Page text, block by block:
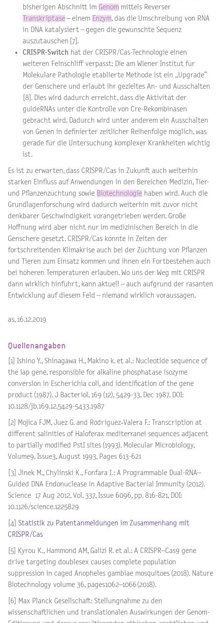
bisherigen Abschnitt im Genom mittels Reverser
Transkriptase – einem Enzym, das die Umschreibung von RNA
in DNA katalysiert – gegen die gewünschte Sequenz
auszutauschen [7].
CRISPR-Switch hat der CRISPR/Cas-Technologie einen
weiteren Feinschliff verpasst: Die am Wiener Institut für
Molekulare Pathologie etablierte Methode ist ein „Upgrade“
der Genschere und erlaubt ihr gezieltes An- und Ausschalten
[8]. Dies wird dadurch erreicht, dass die Aktivität der
guideRNAs unter die Kontrolle von Cre-Rekombinasen
gebracht wird. Dadurch wird unter anderem ein Ausschalten
von Genen in definierter zeitlicher Reihenfolge möglich, was
gerade für die Untersuchung komplexer Krankheiten wichtig
ist.
Es ist zu erwarten, dass CRISPR/Cas in Zukunft auch weiterhin
starken Einfluss auf Anwendungen in den Bereichen Medizin, Tier-
und Pflanzenzüchtung sowie Biotechnologie haben wird. Auch die
Grundlagenforschung wird dadurch weiterhin mit zuvor nicht
denkbarer Geschwindigkeit vorangetrieben werden. Große
Hoffnung wird aber nicht nur im medizinischen Bereich in die
Genschere gesetzt. CRISPR/Cas könnte in Zeiten der
fortschreitenden Klimakrise auch bei der Züchtung von Pflanzen
und Tieren zum Einsatz kommen und ihnen ein Fortbestehen auch
bei höheren Temperaturen erlauben. Wo uns der Weg mit CRISPR
dann wirklich hinführt, kann aktuell – auch aufgrund der rasanten
Entwicklung auf diesem Feld – niemand wirklich voraussagen.
as, 16.12.2019
Quellenangaben
[1] Ishino Y., Shinagawa H., Makino k. et al.: Nucleotide sequence of
the iap gene, responsible for alkaline phosphatase isozyme
conversion in Escherichia coli, and identification of the gene
product (1987). J Bacteriol, 169 (12), 5429-33, Dec 1987. DOI:
10.1128/jb.169.12.5429-5433.1987
[2] Mojica FJM, Juez G. and Rodriguez‐Valera F.: Transcription at
different salinities of Haloferax mediterranei sequences adjacent
to partially modified PstI sites (1993). Molecular Microbiology,
Volume9, Issue3, August 1993, Pages 613-621
[3] Jinek M., Chylinski K., Fonfara I.: A Programmable Dual-RNA–
Guided DNA Endonuclease in Adaptive Bacterial Immunity (2012).
Science 17 Aug 2012, Vol. 337, Issue 6096, pp. 816-821, DOI:
10.1126/science.1225829
[4] Statistik zu Patentanmeldungen im Zusammenhang mit
CRISPR/Cas
[5] Kyrou K., Hammond AM, Galizi R. et al.: A CRISPR–Cas9 gene
drive targeting doublesex causes complete population
suppression in caged Anopheles gambiae mosquitoes (2018). Nature
Biotechnology volume 36, pages1062–1066(2018).
[6] Max Planck Gesellschaft: Stellungnahme zu den
wissenschaftlichen und translationalen Auswirkungen der Genom-